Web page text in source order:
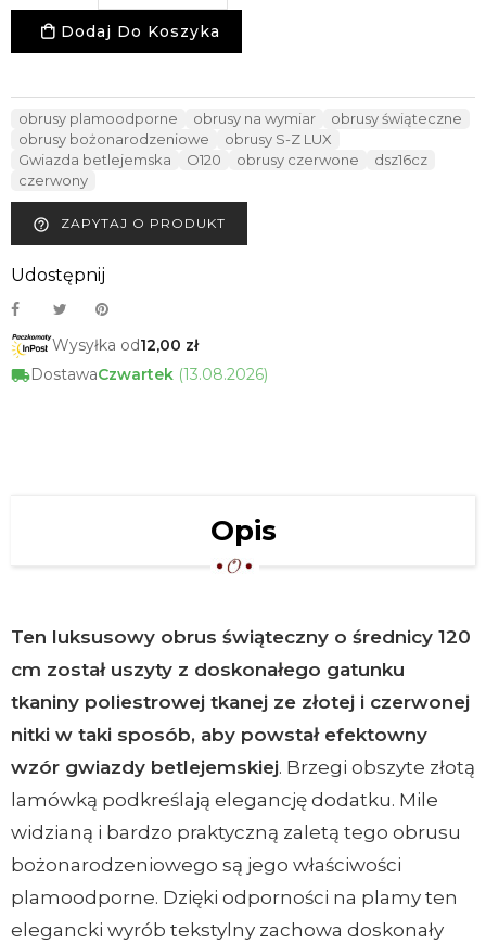
Dodaj Do Koszyka
obrusy plamoodporne obrusy na wymiar
obrusy świąteczne
obrusy bożonarodzeniowe
obrusy S-Z LUX
Gwiazda betlejemska
O120 obrusy czerwone
dsz16cz
czerwony
help_outline ZAPYTAJ O PRODUKT
Udostępnij
Wysyłka od12,00 zł
DostawaCzwartek (13.08.2026)
Opis
Ten luksusowy obrus świąteczny o średnicy 120
cm został uszyty z doskonałego gatunku
tkaniny poliestrowej tkanej ze złotej i czerwonej
nitki w taki sposób, aby powstał efektowny
wzór gwiazdy betlejemskiej. Brzegi obszyte złotą
lamówką podkreślają elegancję dodatku. Mile
widzianą i bardzo praktyczną zaletą tego obrusu
bożonarodzeniowego są jego właściwości
plamoodporne. Dzięki odporności na plamy ten
elegancki wyrób tekstylny zachowa doskonały